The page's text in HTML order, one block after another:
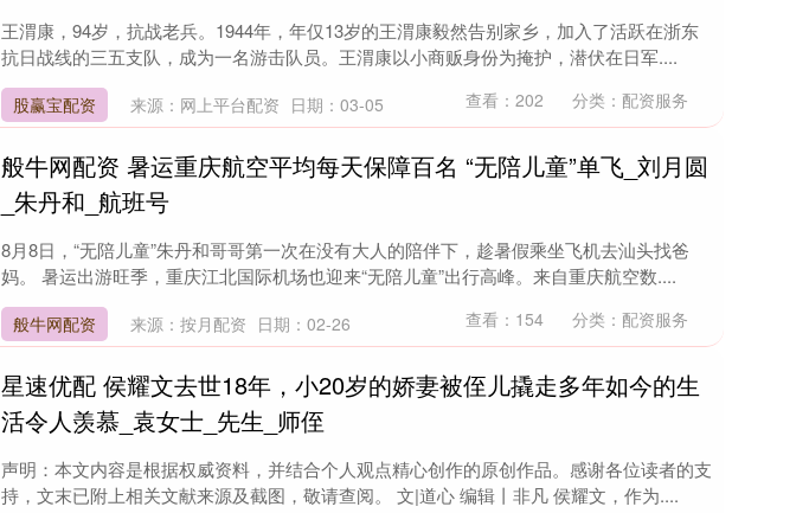
王渭康，94岁，抗战老兵。1944年，年仅13岁的王渭康毅然告别家乡，加入了活跃在浙东
抗日战线的三五支队，成为一名游击队员。王渭康以小商贩身份为掩护，潜伏在日军....
股赢宝配资 来源：网上平台配资 日期：03-05 查看： 202 分类： 配资服务
般牛网配资 暑运重庆航空平均每天保障百名 “无陪儿童”单飞_刘月圆
_朱丹和_航班号
8月8日，“无陪儿童”朱丹和哥哥第一次在没有大人的陪伴下，趁暑假乘坐飞机去汕头找爸
妈。 暑运出游旺季，重庆江北国际机场也迎来“无陪儿童”出行高峰。来自重庆航空数....
般牛网配资 来源：按月配资 日期：02-26 查看： 154 分类： 配资服务
星速优配 侯耀文去世18年，小20岁的娇妻被侄儿撬走多年如今的生
活令人羡慕_袁女士_先生_师侄
声明：本文内容是根据权威资料，并结合个人观点精心创作的原创作品。感谢各位读者的支
持，文末已附上相关文献来源及截图，敬请查阅。 文|道心 编辑丨非凡 侯耀文，作为....